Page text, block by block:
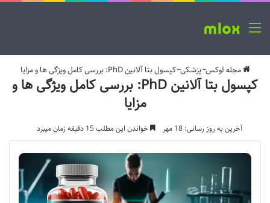
منو
مجله لوکس~پزشکی~کپسول بتا آلانین PhD: بررسی کامل ویژگی ها و مزایا
کپسول بتا آلانین PhD: بررسی کامل ویژگی ها و
مزایا
آخرین به روز رسانی: 18 مهر خواندن این مطلب 15 دقیقه زمان میبرد